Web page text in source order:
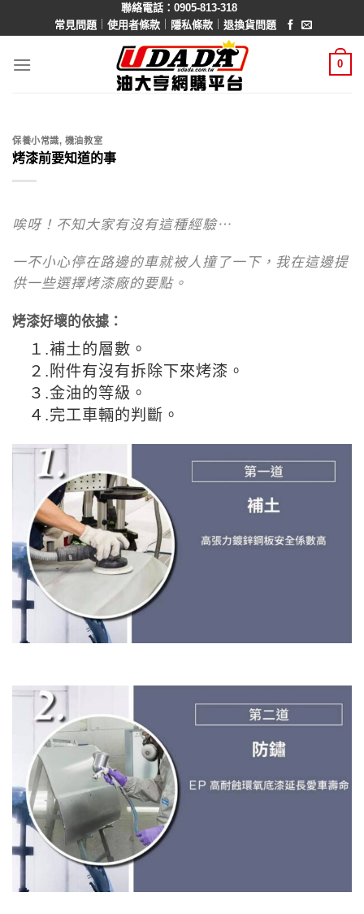
聯絡電話：0905-813-318
常見問題｜ 使用者條款｜ 隱私條款｜ 退換貨問題
0
保養小常識, 機油教室
烤漆前要知道的事
唉呀！不知大家有沒有這種經驗⋯
一不小心停在路邊的車就被人撞了一下，我在這邊提
供一些選擇烤漆廠的要點。
烤漆好壞的依據：
１.補土的層數。
２.附件有沒有拆除下來烤漆。
３.金油的等級。
４.完工車輛的判斷。